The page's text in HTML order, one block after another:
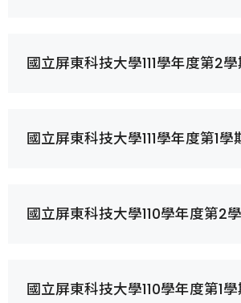
國立屏東科技大學111學年度第2
國立屏東科技大學111學年度第1
國立屏東科技大學110學年度第2
國立屏東科技大學110學年度第1